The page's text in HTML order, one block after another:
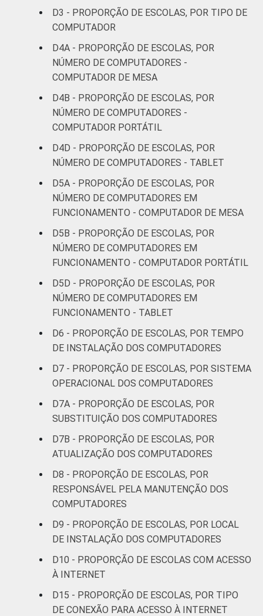
D3 - PROPORÇÃO DE ESCOLAS, POR TIPO DE
COMPUTADOR
D4A - PROPORÇÃO DE ESCOLAS, POR
NÚMERO DE COMPUTADORES -
COMPUTADOR DE MESA
D4B - PROPORÇÃO DE ESCOLAS, POR
NÚMERO DE COMPUTADORES -
COMPUTADOR PORTÁTIL
D4D - PROPORÇÃO DE ESCOLAS, POR
NÚMERO DE COMPUTADORES - TABLET
D5A - PROPORÇÃO DE ESCOLAS, POR
NÚMERO DE COMPUTADORES EM
FUNCIONAMENTO - COMPUTADOR DE MESA
D5B - PROPORÇÃO DE ESCOLAS, POR
NÚMERO DE COMPUTADORES EM
FUNCIONAMENTO - COMPUTADOR PORTÁTIL
D5D - PROPORÇÃO DE ESCOLAS, POR
NÚMERO DE COMPUTADORES EM
FUNCIONAMENTO - TABLET
D6 - PROPORÇÃO DE ESCOLAS, POR TEMPO
DE INSTALAÇÃO DOS COMPUTADORES
D7 - PROPORÇÃO DE ESCOLAS, POR SISTEMA
OPERACIONAL DOS COMPUTADORES
D7A - PROPORÇÃO DE ESCOLAS, POR
SUBSTITUIÇÃO DOS COMPUTADORES
D7B - PROPORÇÃO DE ESCOLAS, POR
ATUALIZAÇÃO DOS COMPUTADORES
D8 - PROPORÇÃO DE ESCOLAS, POR
RESPONSÁVEL PELA MANUTENÇÃO DOS
COMPUTADORES
D9 - PROPORÇÃO DE ESCOLAS, POR LOCAL
DE INSTALAÇÃO DOS COMPUTADORES
D10 - PROPORÇÃO DE ESCOLAS COM ACESSO
À INTERNET
D15 - PROPORÇÃO DE ESCOLAS, POR TIPO
DE CONEXÃO PARA ACESSO À INTERNET